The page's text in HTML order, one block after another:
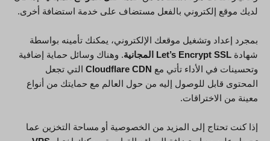
لديك موقع إلكتروني بالفعل مستضاف على خدمة استضافة أخرى.
بمجرد إعداد وتشغيل موقعك الإلكتروني، يمكنك تأمينه بواسطة
شهادة Let’s Encrypt SSL المجانية
. وهناك وسائل حماية إضافية
وتحسينات في الأداء تأتي مع Cloudflare CDN التي تجعل
المحتوى قابل للوصول إليه من حول العالم مع حمايتك من أنواع
معينة من الاختراقات.
إذا كنت تحتاج إلى المزيد من الخصوصية أو مساحة التخزين عما